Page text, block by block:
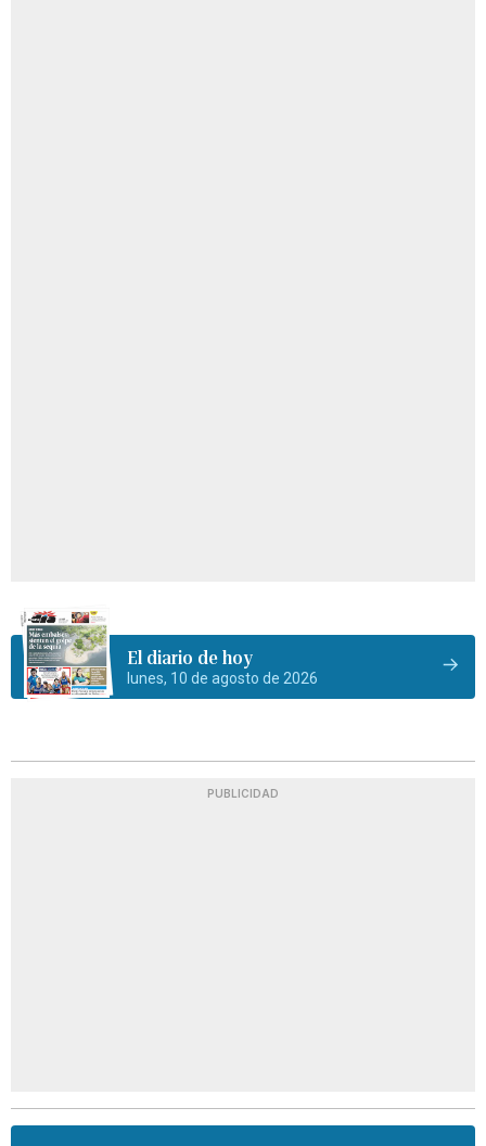
El diario de hoy
lunes, 10 de agosto de 2026
PUBLICIDAD